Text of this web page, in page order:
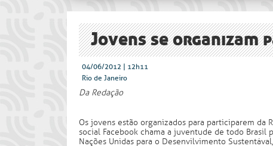
Jovens se organizam
04/06/2012 | 12h11
Rio de Janeiro
Da Redação
Os jovens estão organizados para participarem da
social Facebook chama a juventude de todo Brasil
Nações Unidas para o Desenvilvimento